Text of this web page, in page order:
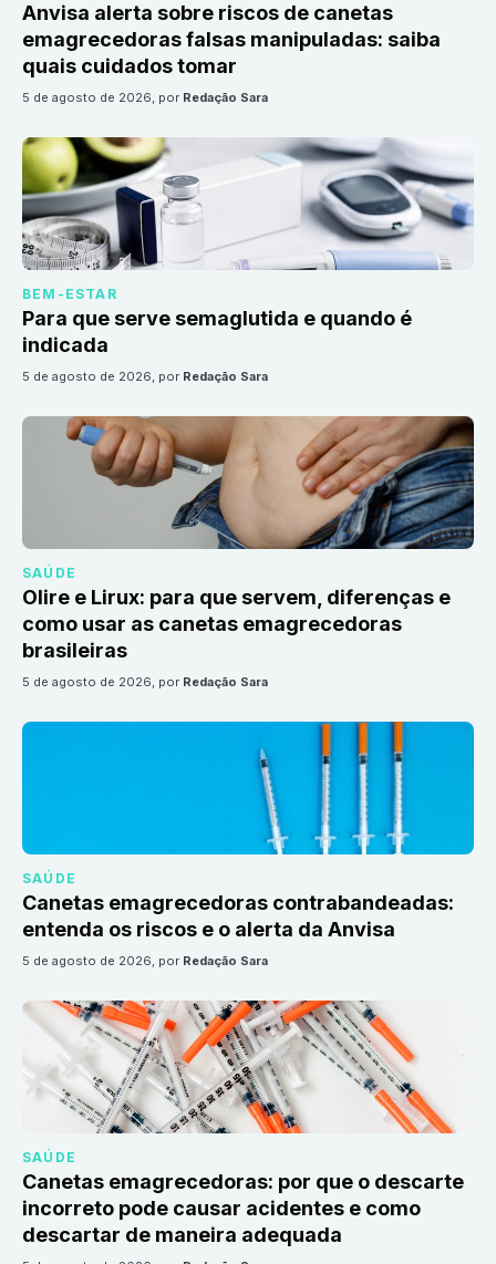
Anvisa alerta sobre riscos de canetas
emagrecedoras falsas manipuladas: saiba
quais cuidados tomar
5 de agosto de 2026, por Redação Sara
BEM-ESTAR
Para que serve semaglutida e quando é
indicada
5 de agosto de 2026, por Redação Sara
SAÚDE
Olire e Lirux: para que servem, diferenças e
como usar as canetas emagrecedoras
brasileiras
5 de agosto de 2026, por Redação Sara
SAÚDE
Canetas emagrecedoras contrabandeadas:
entenda os riscos e o alerta da Anvisa
5 de agosto de 2026, por Redação Sara
SAÚDE
Canetas emagrecedoras: por que o descarte
incorreto pode causar acidentes e como
descartar de maneira adequada